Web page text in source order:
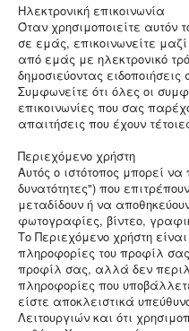
Ηλεκτρονική επικοινωνία
Όταν χρησιμοποιείτε αυτόν
σε εμάς, επικοινωνείτε
από εμάς με ηλεκτρονικό
δημοσιεύοντας
Συμφωνείτε ότι όλες οι
επικοινωνίες που σας
απαιτήσεις που έχουν
Περιεχόμενο χρήστη
Αυτός ο ιστότοπος μπορεί
δυνατότητες") που
μεταδίδουν ή να
φωτογραφίες, βίντεο,
Το Περιεχόμενο χρήστη
πληροφορίες του προφίλ
προφίλ σας, αλλά δεν
πληροφορίες που
είστε αποκλειστικά
Λειτουργιών και ότι